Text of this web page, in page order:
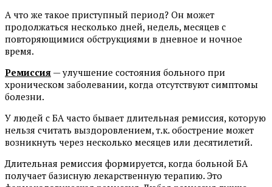
А что же такое приступный период? Он может
продолжаться несколько дней, недель, месяцев с
повторяющимися обструкциями в дневное и ночное
время.
Ремиссия — улучшение состояния больного при
хроническом заболевании, когда отсутствуют симптомы
болезни.
У людей с БА часто бывает длительная ремиссия, которую
нельзя считать выздоровлением, т.к. обострение может
возникнуть через несколько месяцев или десятилетий.
Длительная ремиссия формируется, когда больной БА
получает базисную лекарственную терапию. Это